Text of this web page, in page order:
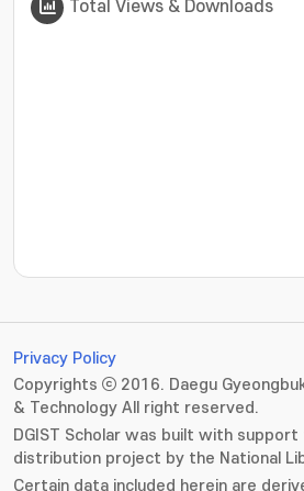
Total Views & Downloads
???jsp.display-
Privacy Policy
Copyrights ⓒ 2016. Daegu
& Technology All right reserved.
DGIST Scholar was built with
distribution project by the National
Certain data included herein are